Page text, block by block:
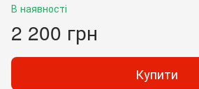
В наявності
2 200 грн
Купити